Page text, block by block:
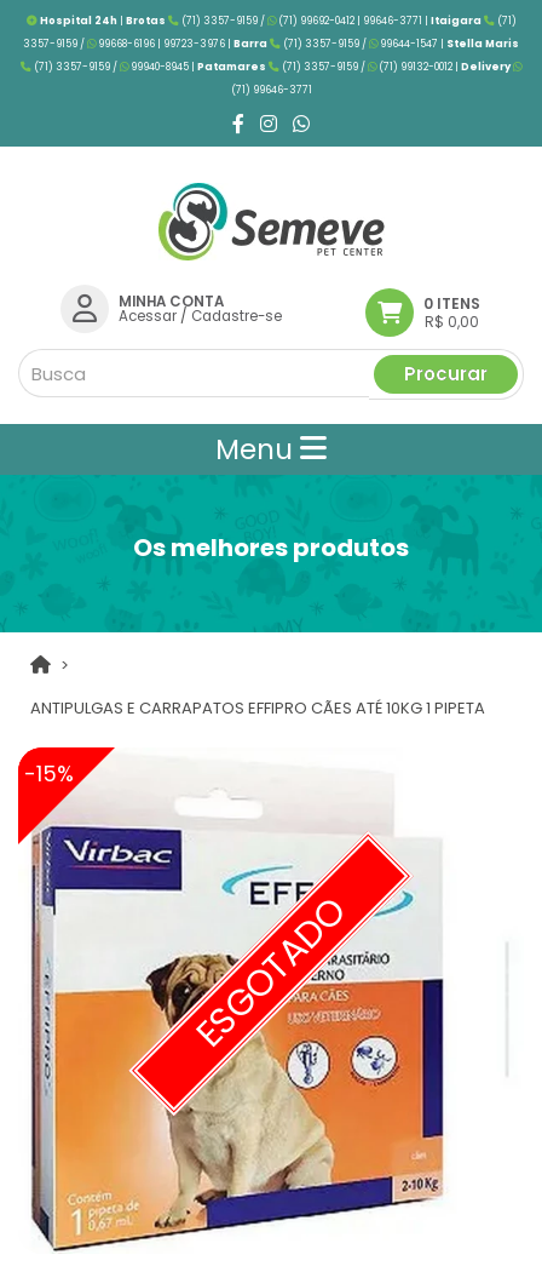
Hospital 24h| Brotas (71) 3357-9159 / (71) 99692-0412 | 99646-3771 | Itaigara
(71)
3357-9159 /
99668-6196 | 99723-3976 | Barra (71) 3357-9159 / 99644-1547 | Stella Maris
(71) 3357-9159 /
99940-8945 | Patamares (71) 3357-9159 / (71) 99132-0012 | Delivery
(71) 99646-3771
MINHA CONTA
Acessar/ Cadastre-se
0 ITENS
R$ 0,00
Procurar
Menu
Os melhores produtos
ANTIPULGAS E CARRAPATOS EFFIPRO CÃES ATÉ 10KG 1 PIPETA
ESGOTADO
-15%